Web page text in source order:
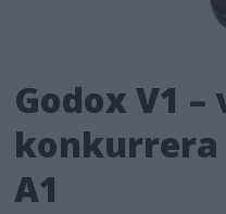
Godox V1 –
konkurrera
A1